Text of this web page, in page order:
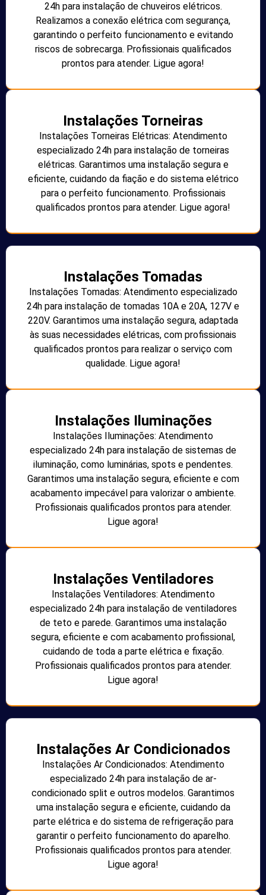
24h para instalação de chuveiros elétricos.
Realizamos a conexão elétrica com segurança,
garantindo o perfeito funcionamento e evitando
riscos de sobrecarga. Profissionais qualificados
prontos para atender. Ligue agora!
Instalações Torneiras
Instalações Torneiras Elétricas: Atendimento
especializado 24h para instalação de torneiras
elétricas. Garantimos uma instalação segura e
eficiente, cuidando da fiação e do sistema elétrico
para o perfeito funcionamento. Profissionais
qualificados prontos para atender. Ligue agora!
Instalações Tomadas
Instalações Tomadas: Atendimento especializado
24h para instalação de tomadas 10A e 20A, 127V e
220V. Garantimos uma instalação segura, adaptada
às suas necessidades elétricas, com profissionais
qualificados prontos para realizar o serviço com
qualidade. Ligue agora!
Instalações Iluminações
Instalações Iluminações: Atendimento
especializado 24h para instalação de sistemas de
iluminação, como luminárias, spots e pendentes.
Garantimos uma instalação segura, eficiente e com
acabamento impecável para valorizar o ambiente.
Profissionais qualificados prontos para atender.
Ligue agora!
Instalações Ventiladores
Instalações Ventiladores: Atendimento
especializado 24h para instalação de ventiladores
de teto e parede. Garantimos uma instalação
segura, eficiente e com acabamento profissional,
cuidando de toda a parte elétrica e fixação.
Profissionais qualificados prontos para atender.
Ligue agora!
Instalações Ar Condicionados
Instalações Ar Condicionados: Atendimento
especializado 24h para instalação de ar-
condicionado split e outros modelos. Garantimos
uma instalação segura e eficiente, cuidando da
parte elétrica e do sistema de refrigeração para
garantir o perfeito funcionamento do aparelho.
Profissionais qualificados prontos para atender.
Ligue agora!